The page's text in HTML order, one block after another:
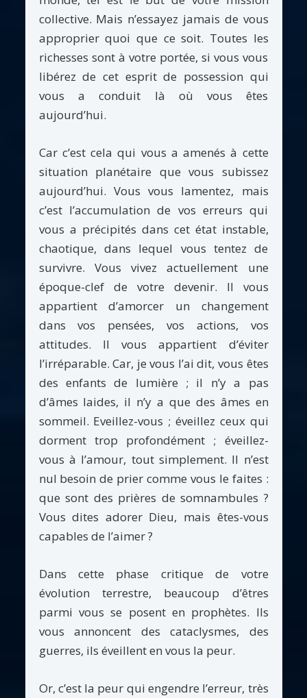
collective. Mais n’essayez jamais de vous
approprier quoi que ce soit. Toutes les
richesses sont à votre portée, si vous vous
libérez de cet esprit de possession qui
vous a conduit là où vous êtes
aujourd’hui.
Car c’est cela qui vous a amenés à cette
situation planétaire que vous subissez
aujourd’hui. Vous vous lamentez, mais
c’est l’accumulation de vos erreurs qui
vous a précipités dans cet état instable,
chaotique, dans lequel vous tentez de
survivre. Vous vivez actuellement une
époque-clef de votre devenir. Il vous
appartient d’amorcer un changement
dans vos pensées, vos actions, vos
attitudes. Il vous appartient d’éviter
l’irréparable. Car, je vous l’ai dit, vous êtes
des enfants de lumière ; il n’y a pas
d’âmes laides, il n’y a que des âmes en
sommeil. Eveillez-vous ; éveillez ceux qui
dorment trop profondément ; éveillez-
vous à l’amour, tout simplement. Il n’est
nul besoin de prier comme vous le faites :
que sont des prières de somnambules ?
Vous dites adorer Dieu, mais êtes-vous
capables de l’aimer ?
Dans cette phase critique de votre
évolution terrestre, beaucoup d’êtres
parmi vous se posent en prophètes. Ils
vous annoncent des cataclysmes, des
guerres, ils éveillent en vous la peur.
Or, c’est la peur qui engendre l’erreur, très